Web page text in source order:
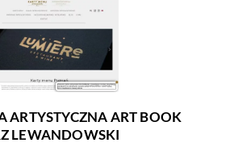
ARTYSTYCZNA ART BOOK
LEWANDOWSKI